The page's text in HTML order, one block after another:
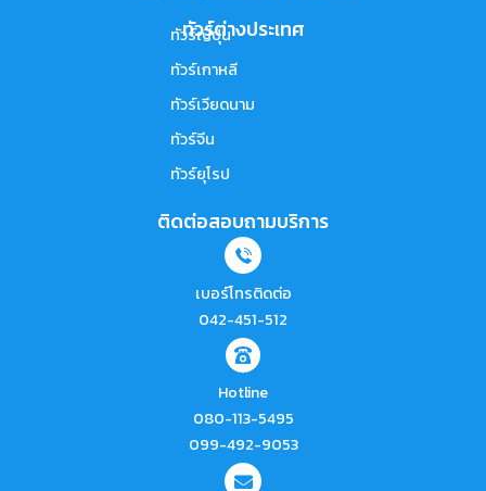
ทัวร์ต่างประเทศ
ทัวร์ญี่ปุ่น
ทัวร์เกาหลี
ทัวร์เวียดนาม
ทัวร์จีน
ทัวร์ยุโรป
ติดต่อสอบถามบริการ
เบอร์โทรติดต่อ
042-451-512
Hotline
080-113-5495
099-492-9053